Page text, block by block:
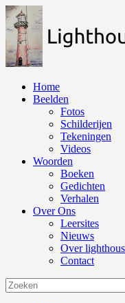
Naar
de
inhoud
springen
Home
Beelden
Fotos
Schilderijen
Tekeningen
Videos
Woorden
Boeken
Gedichten
Verhalen
Over Ons
Leersites
Nieuws
Over
Contact